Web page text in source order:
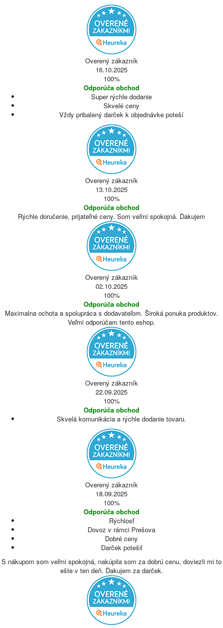
Overený zákazník
16.10.2025
100%
Odporúča obchod
Super rýchle dodanie
Skvelé ceny
Vždy pribalený darček k objednávke poteší
Overený zákazník
13.10.2025
100%
Odporúča obchod
Rýchle doručenie, prijateľné ceny. Som veľmi spokojná. Ďakujem
Overený zákazník
02.10.2025
100%
Odporúča obchod
Maximalna ochota a spolupráca s dodavateľom. Široká ponuka produktov.
Veľmi odporúčam tento eshop.
Overený zákazník
22.09.2025
100%
Odporúča obchod
Skvelá komunikácia a rýchle dodanie tovaru.
Overený zákazník
18.09.2025
100%
Odporúča obchod
Rýchlosť
Dovoz v rámci Prešova
Dobré ceny
Darček potešil
S nákupom som veľmi spokojná, nakúpila som za dobrú cenu, doviezli mi to
ešte v ten deň. Ďakujem za darček.